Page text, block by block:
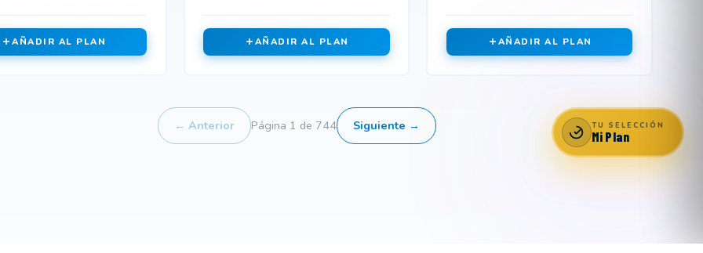
AÑADIR AL PLAN AÑADIR AL PLAN AÑADIR AL PLAN
← Anterior Página 1 de 744 Siguiente → TU SELECCIÓN
Mi Plan